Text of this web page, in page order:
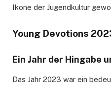
Ikone der Jugendkultur
Young Devotions
Ein Jahr der Hingabe
Das Jahr 2023 war ein